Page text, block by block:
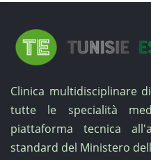
operatorie.
Per
ottenere
un
Clinica multidisciplinare
tutte le specialità
piattaforma tecnica
standard del Ministero